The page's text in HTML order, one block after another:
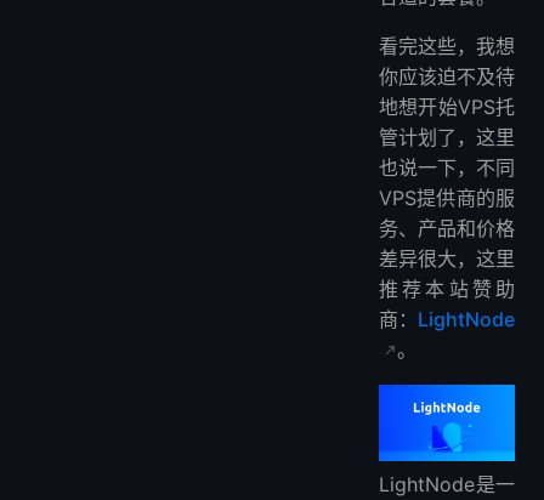
看完这些，我想
你应该迫不及待
地想开始VPS托
管计划了，这里
也说一下，不同
VPS提供商的服
务、产品和价格
差异很大，这里
推荐本站赞助
商： LightNode
。
LightNode是一